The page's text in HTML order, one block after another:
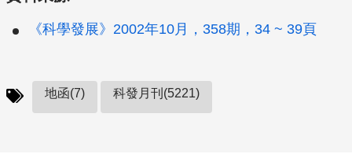
《科學發展》2002年10月，358期，34 ~ 39頁
地函(7) 科發月刊(5221)